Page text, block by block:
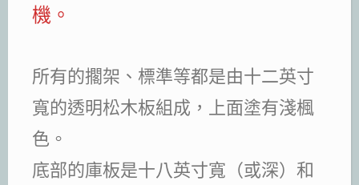
機。
所有的擱架、標準等都是由十二英寸
寬的透明松木板組成，上面塗有淺楓
色。
底部的庫板是十八英寸寬（或深）和